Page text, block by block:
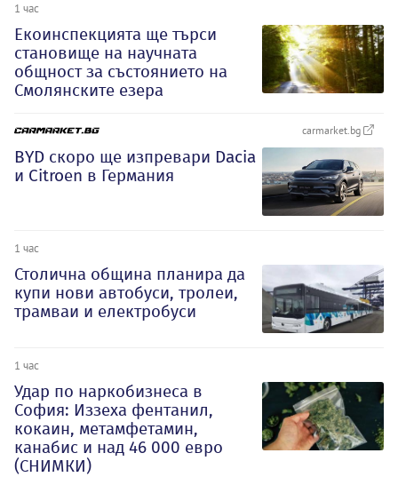
1 час
Екоинспекцията ще търси
становище на научната
общност за състоянието на
Смолянските езера
carmarket.bg
BYD скоро ще изпревари Dacia
и Citroеn в Германия
1 час
Столична община планира да
купи нови автобуси, тролеи,
трамваи и електробуси
1 час
Удар по наркобизнеса в
София: Иззеха фентанил,
кокаин, метамфетамин,
канабис и над 46 000 евро
(СНИМКИ)